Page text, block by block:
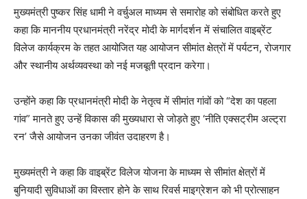
मुख्यमंत्री पुष्कर सिंह धामी ने वर्चुअल माध्यम से समारोह को संबोधित करते हुए
कहा कि माननीय प्रधानमंत्री नरेंद्र मोदी के मार्गदर्शन में संचालित वाइब्रेंट
विलेज कार्यक्रम के तहत आयोजित यह आयोजन सीमांत क्षेत्रों में पर्यटन, रोजगार
और स्थानीय अर्थव्यवस्था को नई मजबूती प्रदान करेगा।
उन्होंने कहा कि प्रधानमंत्री मोदी के नेतृत्व में सीमांत गांवों को “देश का पहला
गांव” मानते हुए उन्हें विकास की मुख्यधारा से जोड़ते हुए ‘नीति एक्सट्रीम अल्ट्रा
रन’ जैसे आयोजन उनका जीवंत उदाहरण है।
मुख्यमंत्री ने कहा कि वाइब्रेंट विलेज योजना के माध्यम से सीमांत क्षेत्रों में
बुनियादी सुविधाओं का विस्तार होने के साथ रिवर्स माइग्रेशन को भी प्रोत्साहन